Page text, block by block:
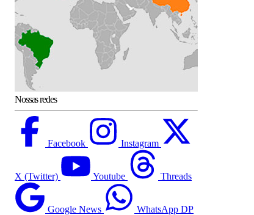
Nossas redes
Facebook Instagram
X (Twitter) Youtube Threads
Google News WhatsApp DP